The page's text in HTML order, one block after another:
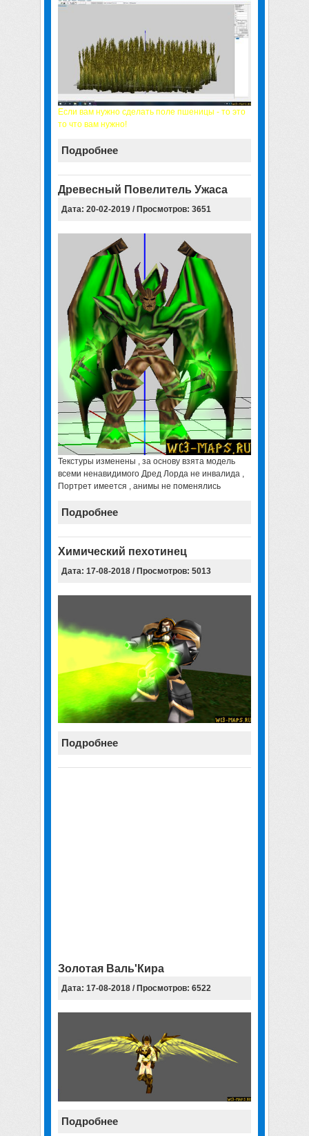
Если вам нужно сделать поле пшеницы - то это
то что вам нужно!
Подробнее
Древесный Повелитель Ужаса
Дата: 20-02-2019 / Просмотров: 3651
Текстуры изменены , за основу взята модель
всеми ненавидимого Дред Лорда не инвалида ,
Портрет имеется , анимы не поменялись
Подробнее
Химический пехотинец
Дата: 17-08-2018 / Просмотров: 5013
Подробнее
Золотая Валь'Кира
Дата: 17-08-2018 / Просмотров: 6522
Подробнее